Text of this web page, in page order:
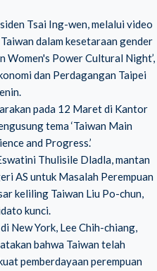
Tsai Ing-wen, melalui video
dalam kesetaraan gender
Women's Power Cultural Night’,
dan Perdagangan Taipei
pada 12 Maret di Kantor
tema ‘Taiwan Main
and Progress.’
Thulisile Dladla, mantan
AS untuk Masalah Perempuan
keliling Taiwan Liu Po-chun,
kunci.
New York, Lee Chih-chiang,
bahwa Taiwan telah
pemberdayaan perempuan